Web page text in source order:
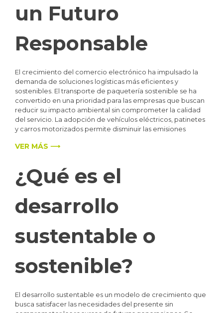
un Futuro
Responsable
El crecimiento del comercio electrónico ha impulsado la
demanda de soluciones logísticas más eficientes y
sostenibles. El transporte de paquetería sostenible se ha
convertido en una prioridad para las empresas que buscan
reducir su impacto ambiental sin comprometer la calidad
del servicio. La adopción de vehículos eléctricos, patinetes
y carros motorizados permite disminuir las emisiones
VER MÁS ⟶
¿Qué es el
desarrollo
sustentable o
sostenible?
El desarrollo sustentable es un modelo de crecimiento que
busca satisfacer las necesidades del presente sin